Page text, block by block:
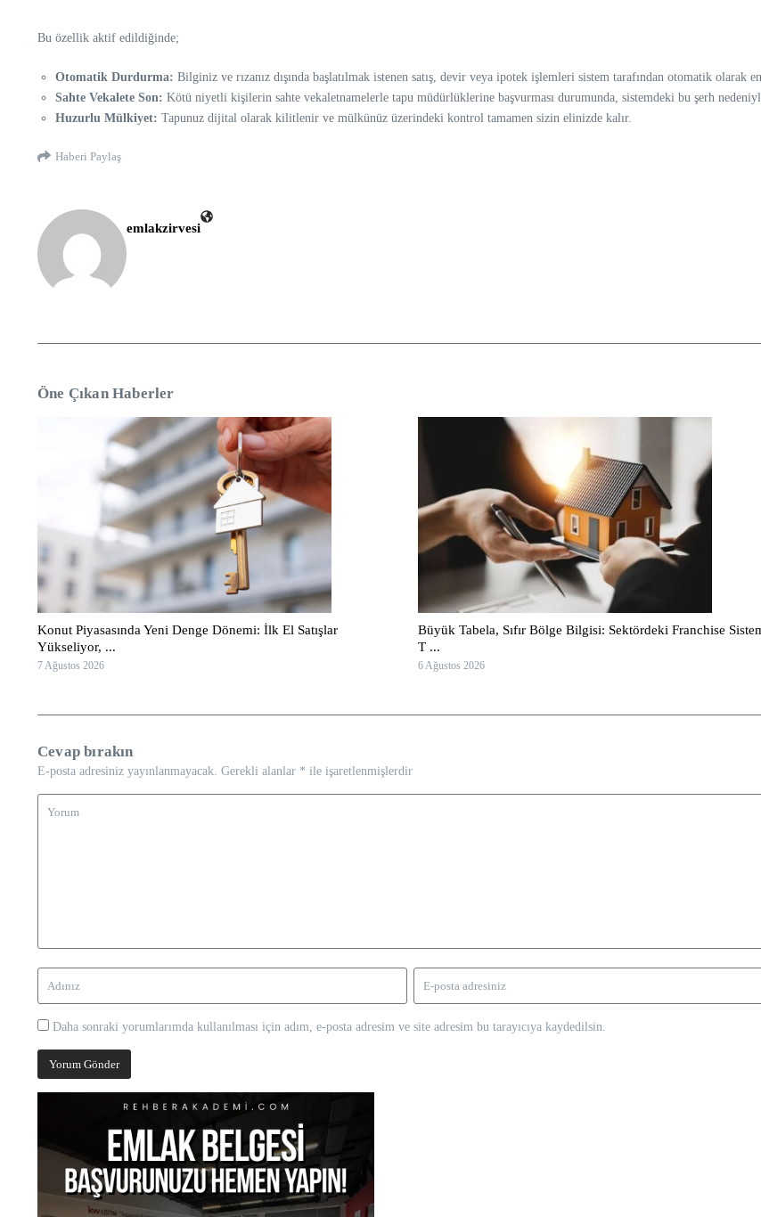
Bu özellik aktif edildiğinde;
Otomatik Durdurma: Bilginiz ve rızanız dışında başlatılmak istenen satış, devir veya ipotek işlemleri sistem tarafından otomatik olarak
Sahte Vekalete Son: Kötü niyetli kişilerin sahte vekaletnamelerle tapu müdürlüklerine başvurması durumunda, sistemdeki bu şerh
Huzurlu Mülkiyet: Tapunuz dijital olarak kilitlenir ve mülkünüz üzerindeki kontrol tamamen sizin elinizde kalır.
Haberi Paylaş
emlakzirvesi
Öne Çıkan Haberler
Konut Piyasasında Yeni Denge Dönemi: İlk El Satışlar
Yükseliyor, ...
7 Ağustos 2026
Büyük Tabela, Sıfır Bölge Bilgisi: Sektördeki Franchise
T ...
6 Ağustos 2026
Cevap bırakın
E-posta adresiniz yayınlanmayacak. Gerekli alanlar * ile işaretlenmişlerdir
Daha sonraki yorumlarımda kullanılması için adım, e-posta adresim ve site adresim bu tarayıcıya kaydedilsin.